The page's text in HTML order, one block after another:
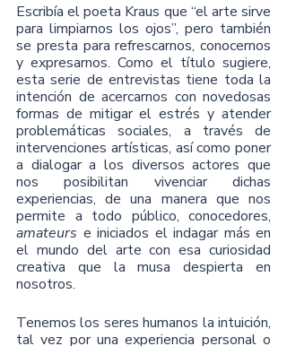
Escribía el poeta Kraus que “el arte sirve
para limpiarnos los ojos”, pero también
se presta para refrescarnos, conocernos
y expresarnos. Como el título sugiere,
esta serie de entrevistas tiene toda la
intención de acercarnos con novedosas
formas de mitigar el estrés y atender
problemáticas sociales, a través de
intervenciones artísticas, así como poner
a dialogar a los diversos actores que
nos posibilitan vivenciar dichas
experiencias, de una manera que nos
amateurs e iniciados el indagar más en
el mundo del arte con esa curiosidad
creativa que la musa despierta en
nosotros.
Tenemos los seres humanos la intuición,
tal vez por una experiencia personal o